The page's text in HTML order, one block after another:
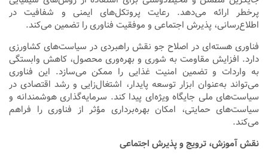
پرخطر ارائه می‌دهد. رعایت پروتکل‌های ایمنی و شفافیت در
اطلاع‌رسانی، پذیرش اجتماعی و موفقیت فناوری را تضمین می‌کند.
فناوری هسته‌ای در اصلاح جو نقش راهبردی در سیاست‌های کشاورزی
دارد. افزایش مقاومت به شوری و بهره‌وری محصول، کاهش وابستگی
به واردات و تضمین امنیت غذایی را ممکن می‌سازد. این فناوری
می‌تواند به‌عنوان ابزار توسعه پایدار، اشتغال‌زایی و رشد اقتصادی در
سیاست‌های ملی جایگاه ویژه‌ای پیدا کند. سرمایه‌گذاری هوشمندانه و
سیاست‌های حمایتی، امکان بهره‌برداری مؤثر از فناوری را فراهم
می‌کند.
نقش آموزش، ترویج و پذیرش اجتماعی